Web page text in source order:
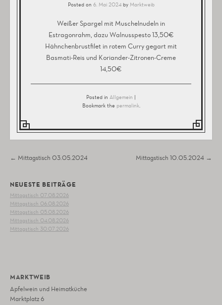
Posted on 6. Mai 2024by Marktweib
Weißer Spargel mit Muschelnudeln in
Estragonrahm, dazu Walnusspesto 13,50€
Hähnchenbrustfilet in rotem Curry gegart mit
Basmati-Reis und Koriander-Zitronen-Creme
14,50€
Posted in Allgemein |
Bookmark the permalink.
Post navigation
← Mittagstisch 03.05.2024 Mittagstisch 10.05.2024 →
NEUESTE BEITRÄGE
Mittagstisch 07.08.2026
Mittagstisch 06.08.2026
Mittagstisch 05.08.2026
Mittagstisch 04.08.2026
Mittagstisch 30.07.2026
MARKTWEIB
Apfelwein und Heimatküche
Marktplatz 6